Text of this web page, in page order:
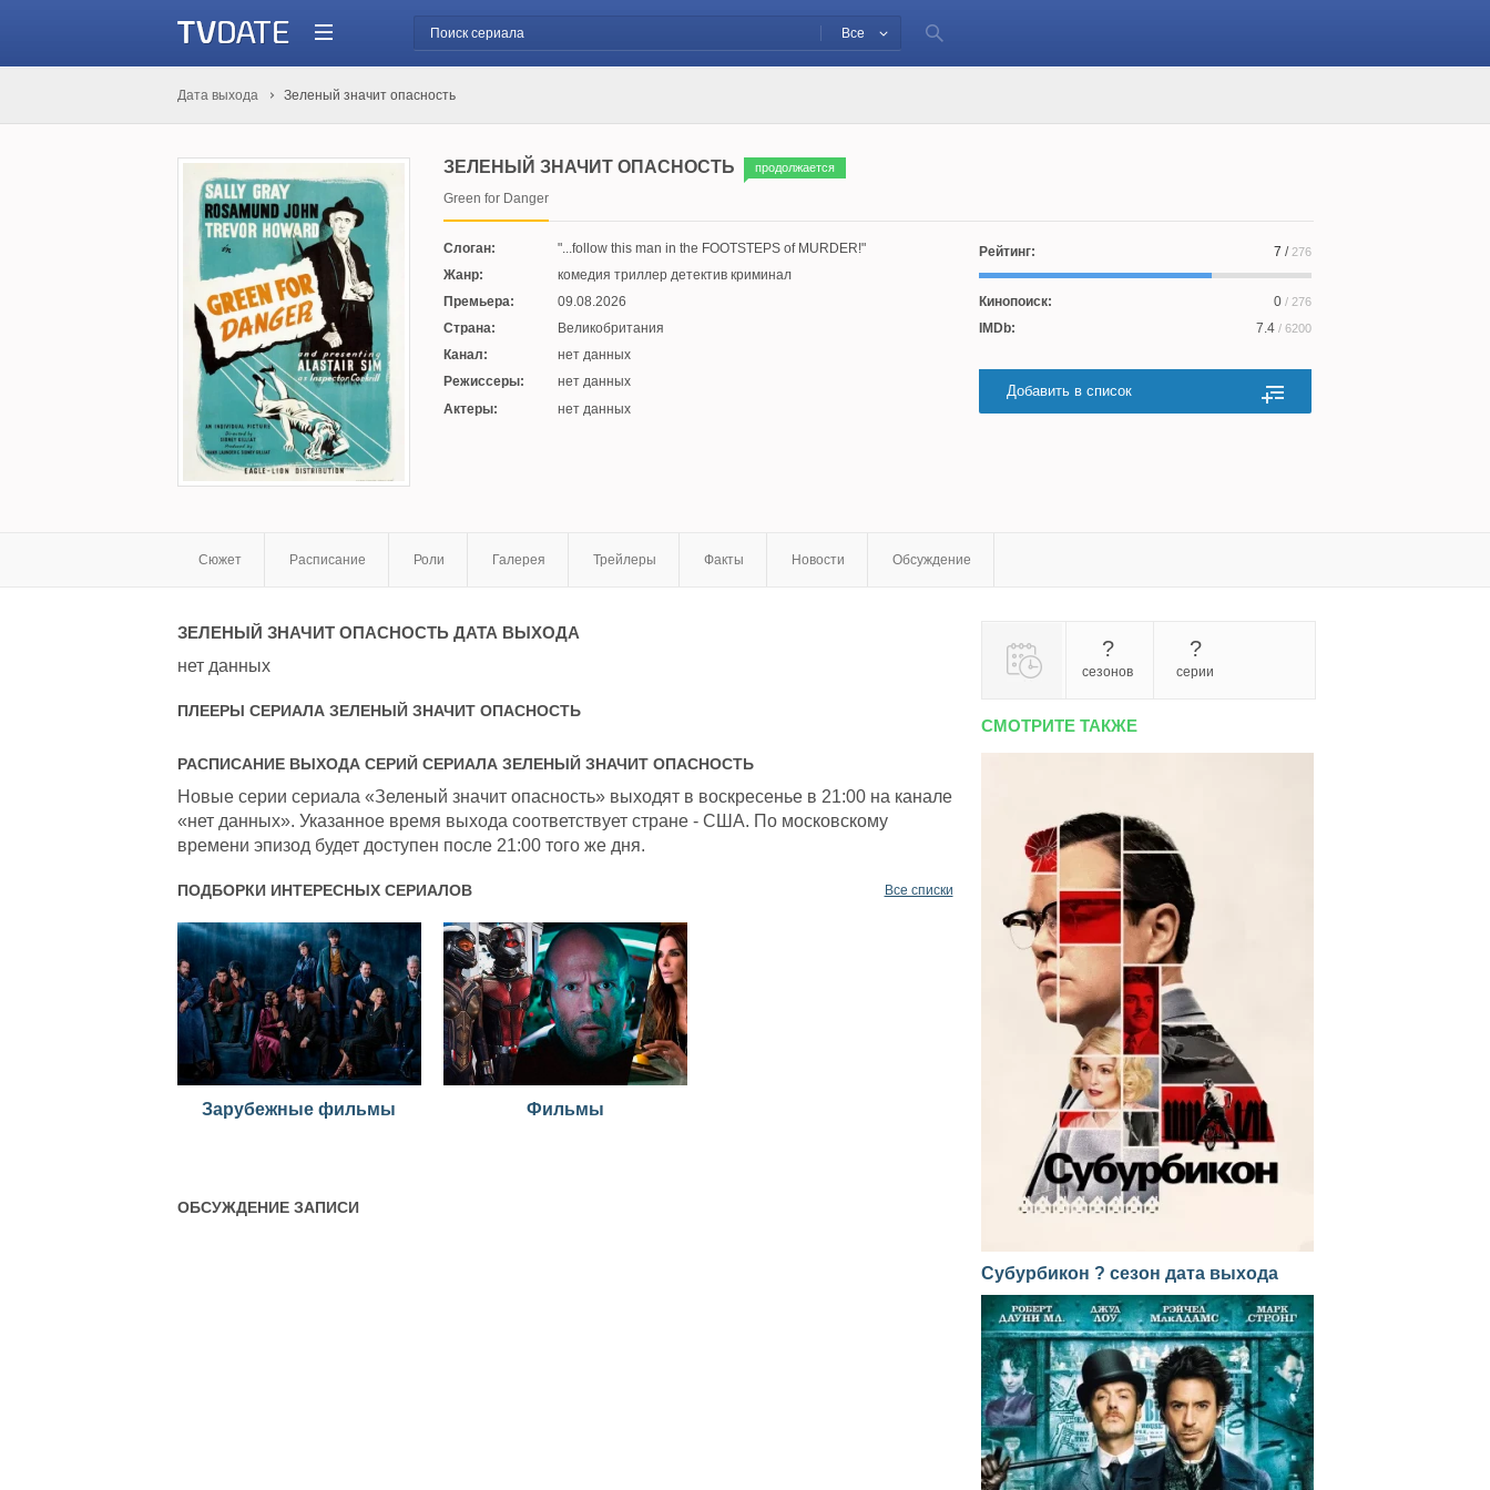
Все
Дата выхода Зеленый значит опасность
ЗЕЛЕНЫЙ ЗНАЧИТ ОПАСНОСТЬ продолжается
Green for Danger
Слоган:
...follow this man in the FOOTSTEPS of MURDER!
Жанр:
комедия триллер детектив криминал
Премьера:
09.08.2026
Страна:
Великобритания
Канал:
нет данных
Режиссеры:
нет данных
Актеры:
нет данных
Рейтинг: 7 / 276
Кинопоиск: 0 / 276
IMDb: 7.4 / 6200
Добавить в список
Сюжет Расписание Роли Галерея Трейлеры Факты Новости Обсуждение
ЗЕЛЕНЫЙ ЗНАЧИТ ОПАСНОСТЬДАТА ВЫХОДА
нет данных
ПЛЕЕРЫ СЕРИАЛА ЗЕЛЕНЫЙ ЗНАЧИТ ОПАСНОСТЬ
РАСПИСАНИЕ ВЫХОДА СЕРИЙ СЕРИАЛА ЗЕЛЕНЫЙ ЗНАЧИТ ОПАСНОСТЬ
Новые серии сериала «Зеленый значит опасность» выходят в воскресенье в 21:00 на канале
«нет данных». Указанное время выхода соответствует стране - США. По московскому
времени эпизод будет доступен после 21:00 того же дня.
ПОДБОРКИ ИНТЕРЕСНЫХ СЕРИАЛОВ Все списки
Зарубежные фильмы Фильмы
ОБСУЖДЕНИЕ ЗАПИСИ
?
сезонов
?
серии
СМОТРИТЕ ТАКЖЕ
Субурбикон ? сезон дата выхода